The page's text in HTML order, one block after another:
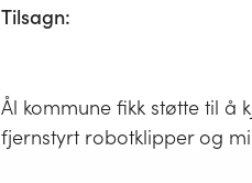
Tilsagn:
Ål kommune fikk støtte til å
fjernstyrt robotklipper og